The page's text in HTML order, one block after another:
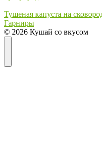
Тушеная капуста на
Гарниры
© 2026 Кушай со вкусом